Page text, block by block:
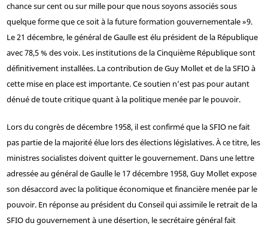
chance sur cent ou sur mille pour que nous soyons associés sous
quelque forme que ce soit à la future formation gouvernementale »9.
Le 21 décembre, le général de Gaulle est élu président de la République
avec 78,5 % des voix. Les institutions de la Cinquième République sont
définitivement installées. La contribution de Guy Mollet et de la SFIO à
cette mise en place est importante. Ce soutien n’est pas pour autant
dénué de toute critique quant à la politique menée par le pouvoir.
Lors du congrès de décembre 1958, il est confirmé que la SFIO ne fait
pas partie de la majorité élue lors des élections législatives. À ce titre, les
ministres socialistes doivent quitter le gouvernement. Dans une lettre
adressée au général de Gaulle le 17 décembre 1958, Guy Mollet expose
son désaccord avec la politique économique et financière menée par le
pouvoir. En réponse au président du Conseil qui assimile le retrait de la
SFIO du gouvernement à une désertion, le secrétaire général fait